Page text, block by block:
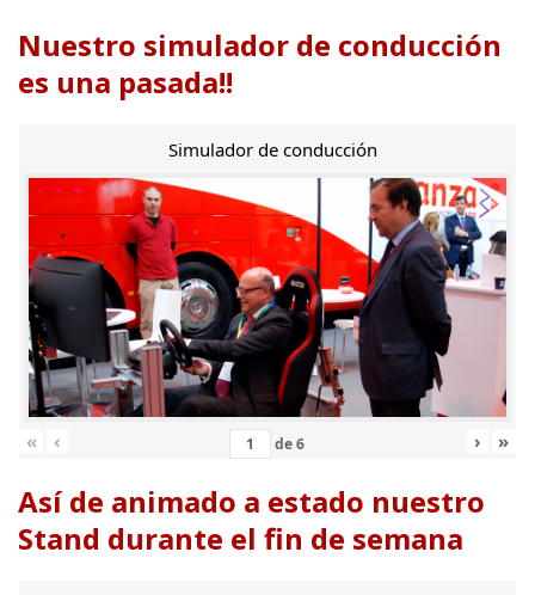
Nuestro simulador de conducción
es una pasada!!
Simulador de conducción
« ‹ de6 › »
Así de animado a estado nuestro
Stand durante el fin de semana